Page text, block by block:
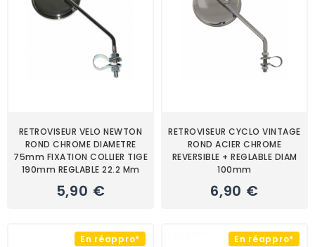
RETROVISEUR VELO NEWTON
ROND CHROME DIAMETRE
75mm FIXATION COLLIER TIGE
190mm REGLABLE 22.2 Mm
5,90 €
RETROVISEUR CYCLO VINTAGE
ROND ACIER CHROME
REVERSIBLE + REGLABLE DIAM
100mm
6,90 €
En réappro* En réappro*